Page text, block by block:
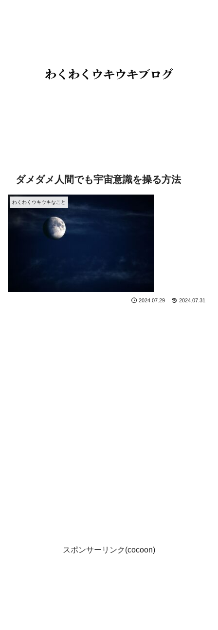
ダメダメ人間でも宇宙意識を操る方法
わくわくウキウキなこと
2024.07.29 2024.07.31
スポンサーリンク(cocoon)